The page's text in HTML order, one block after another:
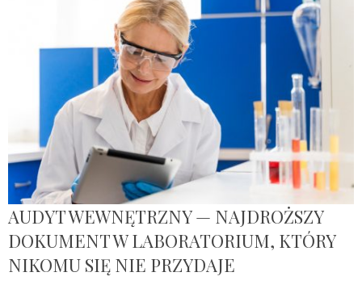
AUDYT WEWNĘTRZNY — NAJDROŻSZY
DOKUMENT W LABORATORIUM, KTÓRY
NIKOMU SIĘ NIE PRZYDAJE